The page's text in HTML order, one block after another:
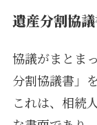
遺産分割協
協議がまとま
分割協議書」
これは、相続